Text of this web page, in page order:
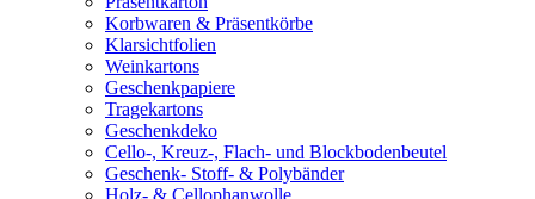
Korbwaren & Präsentkörbe
Klarsichtfolien
Weinkartons
Geschenkpapiere
Tragekartons
Geschenkdeko
Cello-, Kreuz-, Flach- und Blockbodenbeutel
Geschenk- Stoff- & Polybänder